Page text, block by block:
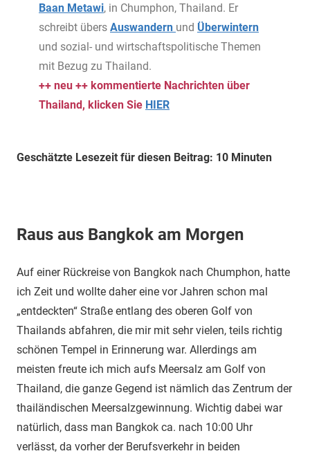
Baan Metawi, in Chumphon, Thailand. Er
schreibt übers Auswandern und Überwintern
und sozial- und wirtschaftspolitische Themen
mit Bezug zu Thailand.
++ neu ++ kommentierte Nachrichten über
Thailand, klicken Sie HIER
Geschätzte Lesezeit für diesen Beitrag: 10 Minuten
Raus aus Bangkok am Morgen
Auf einer Rückreise von Bangkok nach Chumphon, hatte
ich Zeit und wollte daher eine vor Jahren schon mal
„entdeckten“ Straße entlang des oberen Golf von
Thailands abfahren, die mir mit sehr vielen, teils richtig
schönen Tempel in Erinnerung war. Allerdings am
meisten freute ich mich aufs Meersalz am Golf von
Thailand, die ganze Gegend ist nämlich das Zentrum der
thailändischen Meersalzgewinnung. Wichtig dabei war
natürlich, dass man Bangkok ca. nach 10:00 Uhr
verlässt, da vorher der Berufsverkehr in beiden